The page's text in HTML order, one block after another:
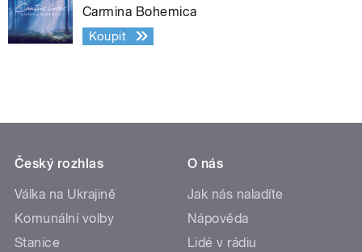
Carmina Bohemica
Koupit
Český rozhlas
Válka na Ukrajině
Komunální volby
Stanice
O nás
Jak nás naladíte
Nápověda
Lidé v rádiu